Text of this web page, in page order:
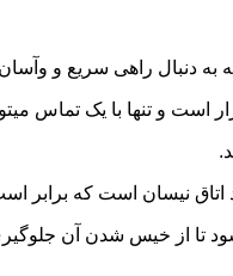
راهی سریع و وآسان
و تنها با یک تماس
شود تا از خیس شدن آن